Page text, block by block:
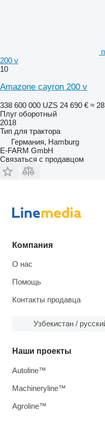
200 v
10
Amazone cayron 200 v
338 600 000 UZS 24 690 € ≈
Плуг оборотный
2018
Тип для трактора
Германия, Hamburg
E-FARM GmbH
Связаться с продавцом
Компания
О нас
Помощь
Контакты продавца
Узбекистан /
Наши проекты
Autoline™
Machineryline™
Agroline™